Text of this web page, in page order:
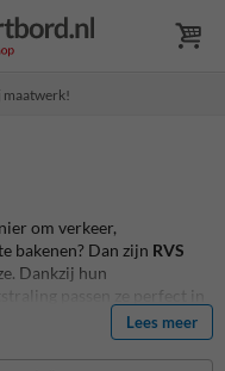
maatwerk!
om verkeer,
bakenen? Dan zijn RVS
Dankzij hun
passen ze perfect in
– van stadskernen en
winkelcentra. Het gebruik
levensduur
Lees meer